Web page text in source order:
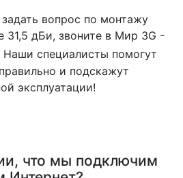
вопрос по монтажу
31,5 дБи, звоните в Мир 3G -
Наши специалисты помогут
и подскажут
эксплуатации!
что мы подключим